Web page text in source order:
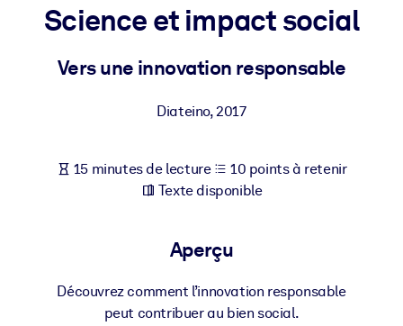
PAR SYSTÈME
Intégrez des connaissances vérifiées et concises dans votre
Pour bibliothèques d'entreprise
Enrichissez votre bibliothèque d'entreprise avec des
Pour les systèmes d’IA
structurées pour améliorer les résultats.
Science et impact social
Vers une innovation responsable
Diateino,2017
15 minutes de lecture
10 points à retenir
Texte disponible
Aperçu
Découvrez comment l’innovation responsable
peut contribuer au bien social.